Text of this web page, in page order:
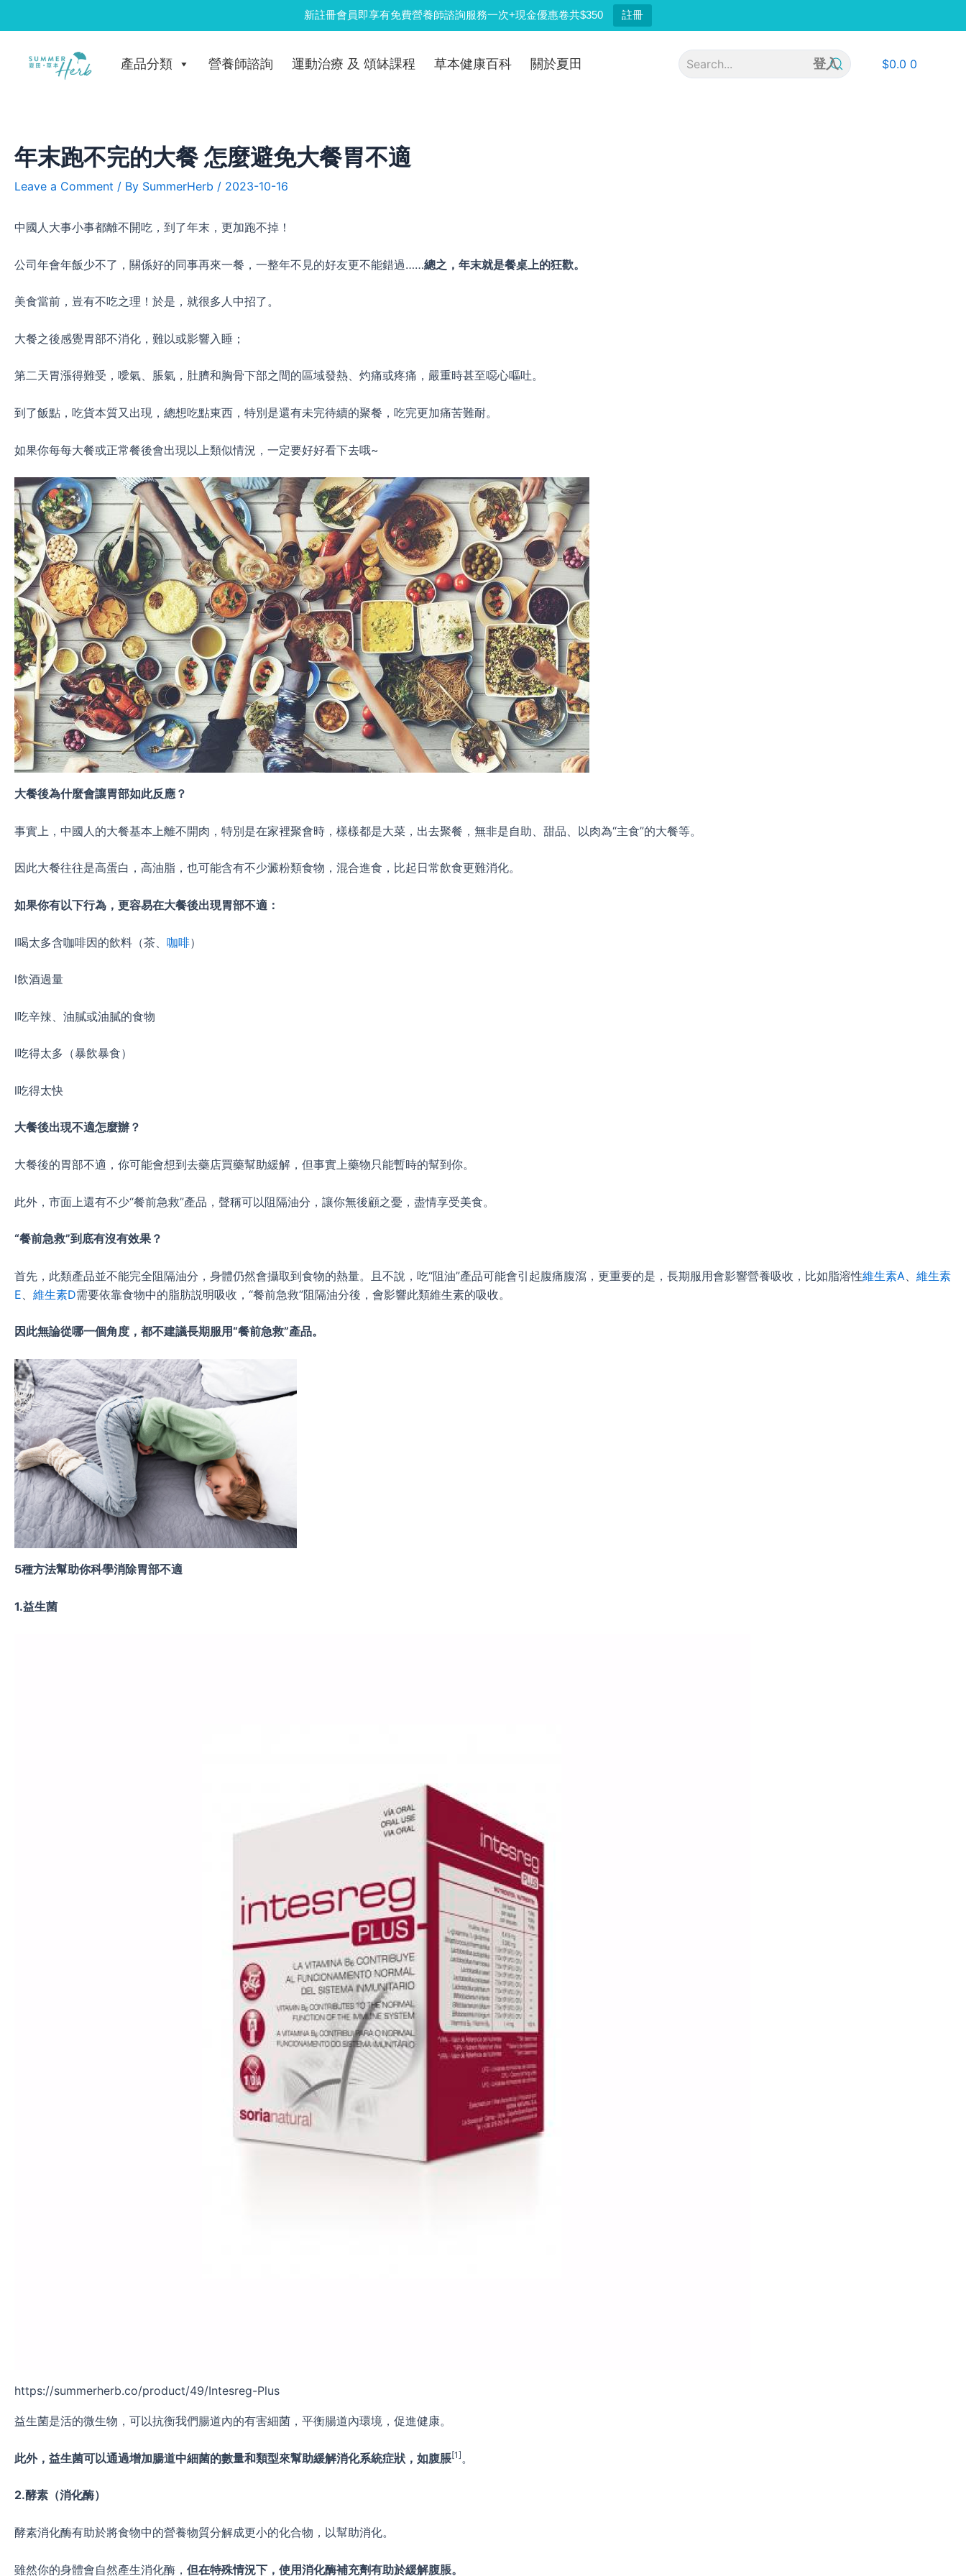
新註冊會員即享有免費營養師諮詢服務一次+現金優惠卷共$350 註冊
to
產品分類
營養師諮詢 運動治療 及 頌缽課程 草本健康百科 關於夏田 登入 $0.0 0
年末跑不完的大餐 怎麼避免大餐胃不適
Leave a Comment / By SummerHerb / 2023-10-16
中國人大事小事都離不開吃，到了年末，更加跑不掉！
公司年會年飯少不了，關係好的同事再來一餐，一整年不見的好友更不能錯過……總之，年末就是餐桌上的狂歡。
美食當前，豈有不吃之理！於是，就很多人中招了。
大餐之後感覺胃部不消化，難以或影響入睡；
第二天胃漲得難受，噯氣、脹氣，肚臍和胸骨下部之間的區域發熱、灼痛或疼痛，嚴重時甚至噁心嘔吐。
到了飯點，吃貨本質又出現，總想吃點東西，特別是還有未完待續的聚餐，吃完更加痛苦難耐。
如果你每每大餐或正常餐後會出現以上類似情況，一定要好好看下去哦~
大餐後為什麼會讓胃部如此反應？
事實上，中國人的大餐基本上離不開肉，特別是在家裡聚會時，樣樣都是大菜，出去聚餐，無非是自助、甜品、以肉為“主食”的大餐等。
因此大餐往往是高蛋白，高油脂，也可能含有不少澱粉類食物，混合進食，比起日常飲食更難消化。
如果你有以下行為，更容易在大餐後出現胃部不適：
l喝太多含咖啡因的飲料（茶、 咖啡）
l飲酒過量
l吃辛辣、油膩或油膩的食物
l吃得太多（暴飲暴食）
l吃得太快
大餐後出現不適怎麼辦？
大餐後的胃部不適，你可能會想到去藥店買藥幫助緩解，但事實上藥物只能暫時的幫到你。
此外，市面上還有不少“餐前急救”產品，聲稱可以阻隔油分，讓你無後顧之憂，盡情享受美食。
“餐前急救”到底有沒有效果？
首先，此類產品並不能完全阻隔油分，身體仍然會攝取到食物的熱量。且不說，吃“阻油”產品可能會引起腹痛腹瀉，更重要的是，長期服用會影響營養吸收，比如脂溶性維生素A
維生素
E
維生素D需要依靠食物中的脂肪説明吸收，“餐前急救”阻隔油分後，會影響此類維生素的吸收。
因此無論從哪一個角度，都不建議長期服用“餐前急救”產品。
5種方法幫助你科學消除胃部不適
1.益生菌
https://summerherb.co/product/49/Intesreg-Plus
益生菌是活的微生物，可以抗衡我們腸道內的有害細菌，平衡腸道內環境，促進健康。
此外，益生菌可以通過增加腸道中細菌的數量和類型來幫助緩解消化系統症狀，如腹脹[1] 。
2.酵素（消化酶）
酵素消化酶有助於將食物中的營養物質分解成更小的化合物，以幫助消化。
雖然你的身體會自然產生消化酶， 但在特殊情況下，使用消化酶補充劑有助於緩解腹脹。
navigation